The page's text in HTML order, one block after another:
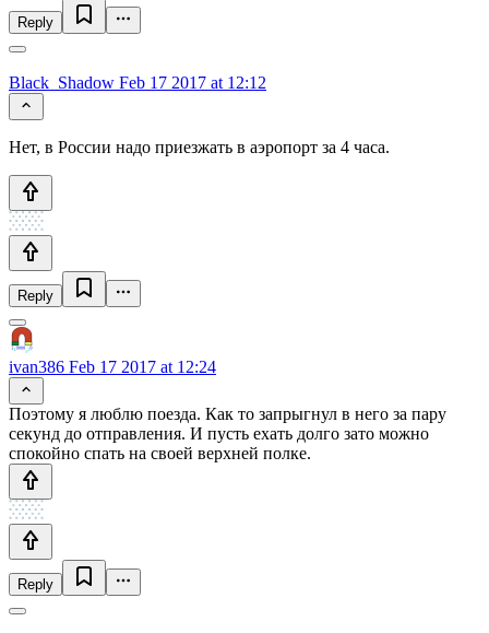
Reply
Black_Shadow Feb 17 2017 at 12:12
Нет, в России надо приезжать в аэропорт за 4 часа.
Reply
ivan386 Feb 17 2017 at 12:24
Поэтому я люблю поезда. Как то запрыгнул в него за пару
секунд до отправления. И пусть ехать долго зато можно
спокойно спать на своей верхней полке.
Reply